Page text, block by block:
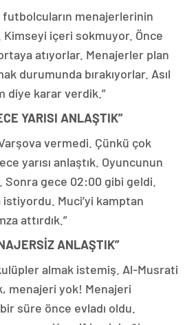
menajerlerinin
Kimseyi içeri sokmuyor. Önce
atıyorlar. Menajerler plan
durumunda bırakıyorlar. Asıl
diye karar verdik.”
YARISI ANLAŞTIK”
vermedi. Çünkü çok
yarısı anlaştık. Oyuncunun
gece 02:00 gibi geldi.
Muci’yi kamptan
attırdık.”
ANLAŞTIK”
almak istemiş. Al-Musrati
menajeri yok! Menajeri
süre önce evladı oldu.